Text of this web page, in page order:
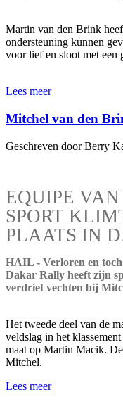
Martin van den Brink
ondersteuning kunnen
voor lief en sloot met een
Lees meer
Mitchel van den
Geschreven door Berry
EQUIPE
SPORT
PLAATS IN
HAIL - Verloren en
Dakar Rally heeft zijn
verdriet vechten bij
Het tweede deel van de
veldslag in het
maat op Martin Macik.
Mitchel.
Lees meer